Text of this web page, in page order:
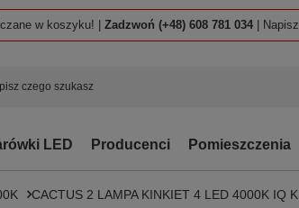
w koszyku! | Zadzwoń (+48) 608 781 034 |
LED Producenci Pomieszczenia
CACTUS 2 LAMPA KINKIET 4 LED 4000K IQ